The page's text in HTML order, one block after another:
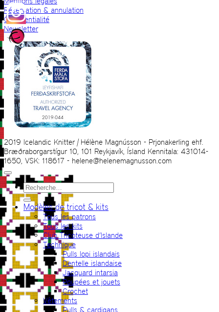
Réservation & annulation
Confidentialité
Newsletter
2019 Icelandic Knitter | Hélène Magnússon - Prjonakerling ehf.
Bræðraborgarstígur 10, 101 Reykjavík, Ísland Kennitala: 431014-
1650, VSK: 118617 - helene@helenemagnusson.com
Recherche
pour :
Modèles de tricot & kits
Tous les patrons
Tous les kits
Club Tricoteuse d’Islande
Technique
Pulls lopi islandais
Dentelle islandaise
Jacquard intarsia
Poupées et jouets
Crochet
Vêtements
Pulls & cardigans